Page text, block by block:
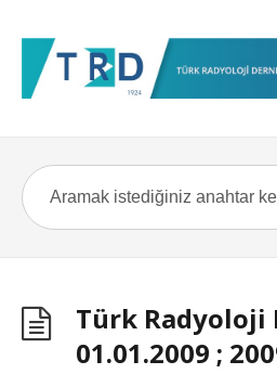
Türk Radyoloji
01.01.2009 ;